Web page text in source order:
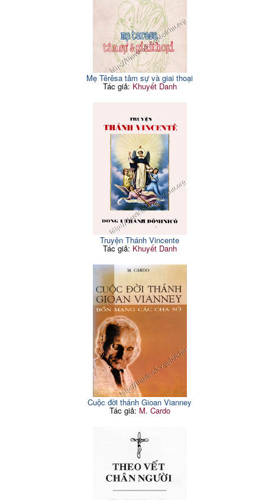
Mẹ Têrêsa tâm sự và giai thoại
Tác giả: Khuyết Danh
Truyện Thánh Vincente
Tác giả: Khuyết Danh
Cuộc đời thánh Gioan Vianney
Tác giả: M. Cardo